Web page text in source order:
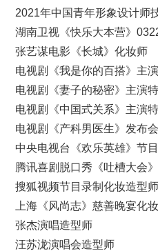
2021年中国青年形象设计师
湖南卫视《快乐大本营》
张艺谋电影《长城》化妆师
电视剧《我是你的百搭》主
电视剧《妻子的秘密》主演
电视剧《中国式关系》主演
电视剧《产科男医生》发布
中央电视台《欢乐英雄》节
腾讯喜剧脱口秀《吐槽大会
搜狐视频节目录制化妆造型师
上海《风尚志》慈善晚宴化
张杰演唱造型师
汪苏泷演唱会造型师